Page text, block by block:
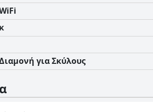
για Σκύλους